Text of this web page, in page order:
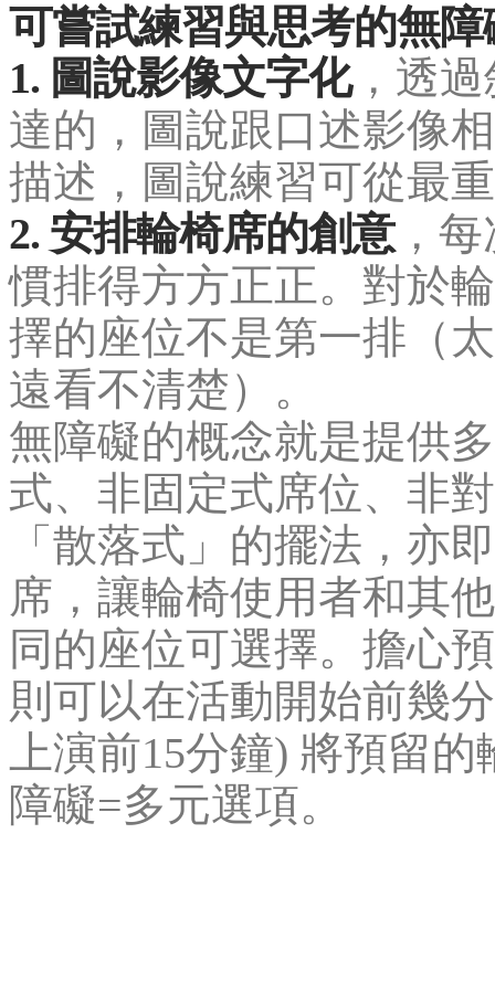
可嘗試練習與思考的無
1. 圖說影像文字化，透
達的，圖說跟口述影像
描述，圖說練習可從最
2. 安排輪椅席的創意，每
慣排得方方正正。對於
擇的座位不是第一排（
遠看不清楚）。
無障礙的概念就是提供
式、非固定式席位、非
「散落式」的擺法，亦
席，讓輪椅使用者和其
同的座位可選擇。擔心
則可以在活動開始前幾
上演前15分鐘) 將預留
障礙=多元選項。